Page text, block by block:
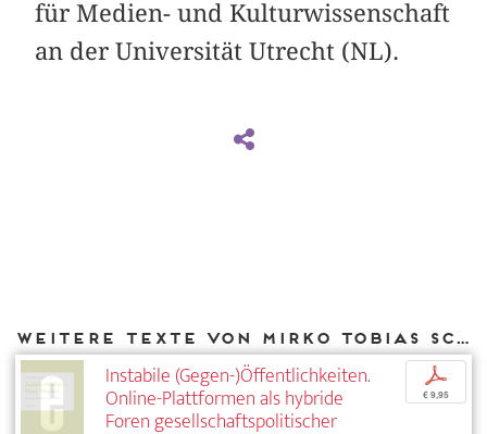
für Medien- und Kulturwissenschaft
an der Universität Utrecht (NL).
Weitere Texte von Mirko Tobias Schäfer bei DIAPHANES
Instabile (Gegen-)Öffentlichkeiten.
Online-Plattformen als hybride
Foren gesellschaftspolitischer
p
€ 9,95